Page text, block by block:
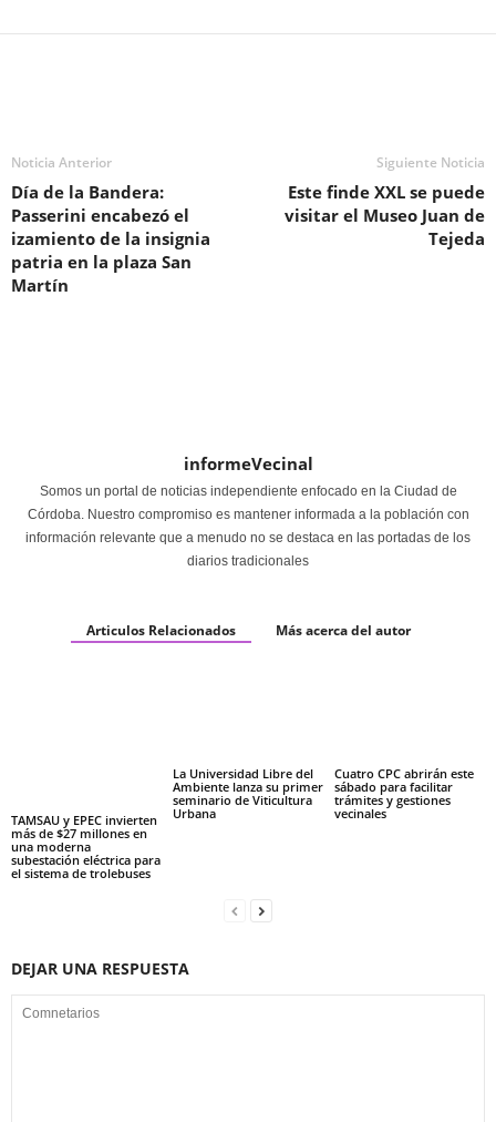
Noticia Anterior
Día de la Bandera:
Passerini encabezó el
izamiento de la insignia
patria en la plaza San
Martín
Siguiente Noticia
Este finde XXL se puede
visitar el Museo Juan de
Tejeda
informeVecinal
Somos un portal de noticias independiente enfocado en la Ciudad de
Córdoba. Nuestro compromiso es mantener informada a la población con
información relevante que a menudo no se destaca en las portadas de los
diarios tradicionales
Articulos Relacionados Más acerca del autor
TAMSAU y EPEC invierten
más de $27 millones en
una moderna
subestación eléctrica para
el sistema de trolebuses
La Universidad Libre del
Ambiente lanza su primer
seminario de Viticultura
Urbana
Cuatro CPC abrirán este
sábado para facilitar
trámites y gestiones
vecinales
DEJAR UNA RESPUESTA